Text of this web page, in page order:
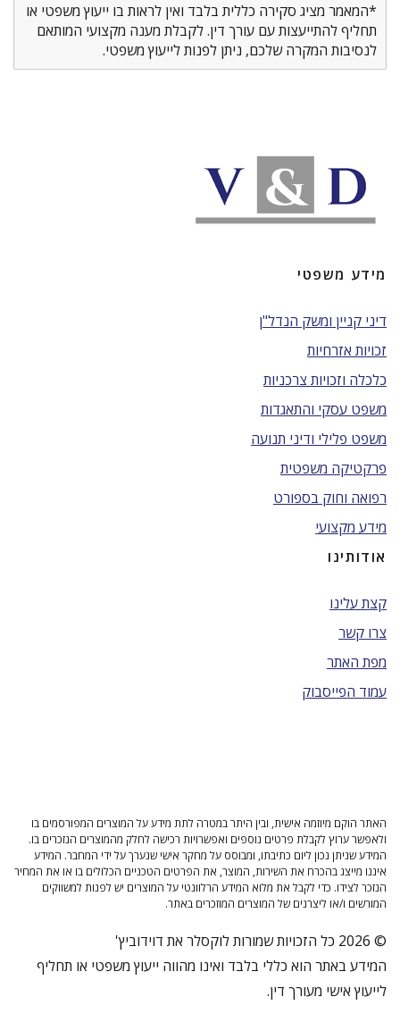
*המאמר מציג סקירה כללית בלבד ואין לראות בו ייעוץ משפטי או
תחליף להתייעצות עם עורך דין. לקבלת מענה מקצועי המותאם
לנסיבות המקרה שלכם, ניתן לפנות לייעוץ משפטי.
מידע משפטי
דיני קניין ומשק הנדל"ן
זכויות אזרחיות
כלכלה וזכויות צרכניות
משפט עסקי והתאגדות
משפט פלילי ודיני תנועה
פרקטיקה משפטית
רפואה וחוק בספורט
מידע מקצועי
אודותינו
קצת עלינו
צרו קשר
מפת האתר
עמוד הפייסבוק
האתר הוקם מיוזמה אישית, ובין היתר במטרה לתת מידע על המוצרים המפורסמים בו
ולאפשר ערוץ לקבלת פרטים נוספים ואפשרויות רכישה לחלק מהמוצרים הנזכרים בו.
המידע שניתן נכון ליום כתיבתו, ומבוסס על מחקר אישי שנערך על ידי המחבר. המידע
איננו מייצג בהכרח את השירות, המוצר, את הפרטים הטכניים הכלולים בו או את המחיר
הנזכר לצידו. כדי לקבל את מלוא המידע הרלוונטי על המוצרים יש לפנות למשווקים
המורשים ו/או ליצרנים של המוצרים המוזכרים באתר.
© 2026 כל הזכויות שמורות לוקסלר את דוידוביץ'
המידע באתר הוא כללי בלבד ואינו מהווה ייעוץ משפטי או תחליף
לייעוץ אישי מעורך דין.